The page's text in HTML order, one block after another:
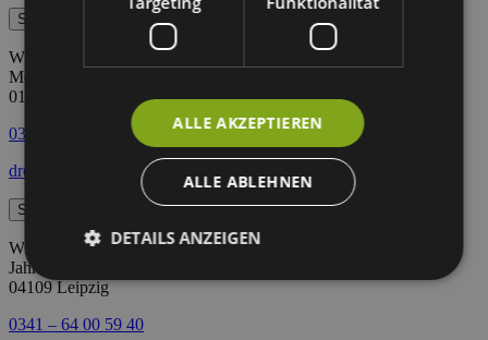
Standort Dresden
WEBneo GmbH
Messering 19
01067 Dresden
0351 – 44 00 44 22
dresden@webneo.de
Standort Leipzig
WEBneo GmbH
Jahnallee 14
04109 Leipzig
0341 – 64 00 59 40
ALLE AKZEPTIEREN
ALLE ABLEHNEN
DETAILS ANZEIGEN